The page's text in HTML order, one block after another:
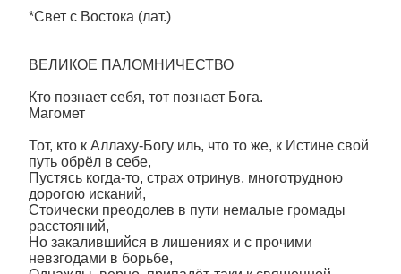
*Свет с Востока (лат.)
ВЕЛИКОЕ ПАЛОМНИЧЕСТВО
Кто познает себя, тот познает Бога.
Магомет
Тот, кто к Аллаху-Богу иль, что то же, к Истине свой
путь обрёл в себе,
Пустясь когда-то, страх отринув, многотрудною
дорогою исканий,
Стоически преодолев в пути немалые громады
расстояний,
Но закалившийся в лишениях и с прочими
невзгодами в борьбе,